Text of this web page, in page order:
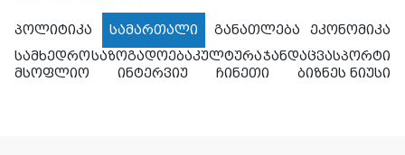
პოლიტიკა სამართალი განათლება
ეკონომიკა
სამხედროსაზოგადოებაკულტურაჯანდაცვასპორტი
მსოფლიო
ინტერვიუ ჩინეთი ბიზნეს ნიუსი